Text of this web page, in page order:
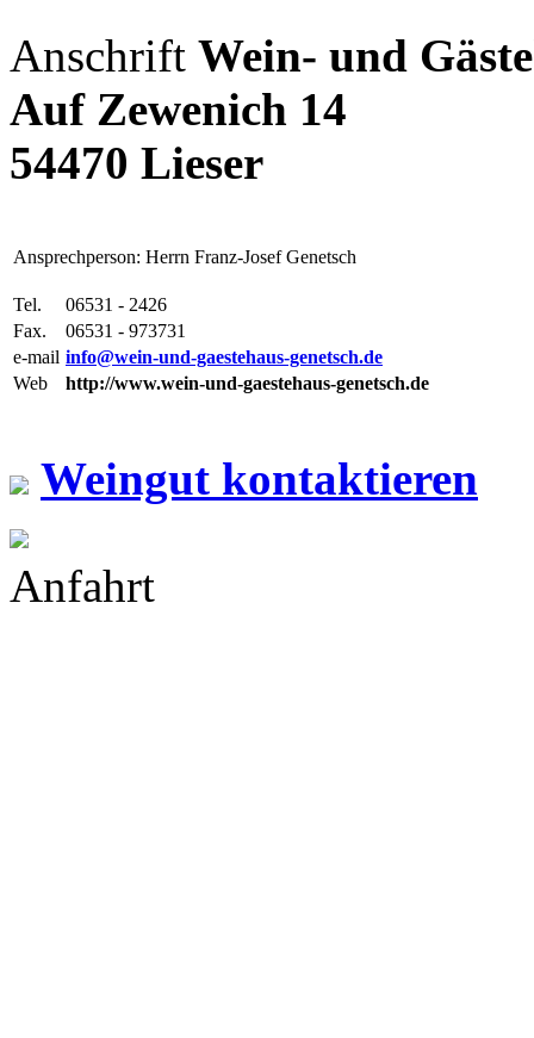
Anschrift Wein- und
Auf Zewenich 14
54470 Lieser
Ansprechperson: Herrn Franz-Josef Genetsch
Tel.
06531 - 2426
Fax.
06531 - 973731
e-mail info@wein-und-gaestehaus-genetsch.de
Web
http://www.wein-und-gaestehaus-genetsch.de
Weingut kontaktieren
Anfahrt